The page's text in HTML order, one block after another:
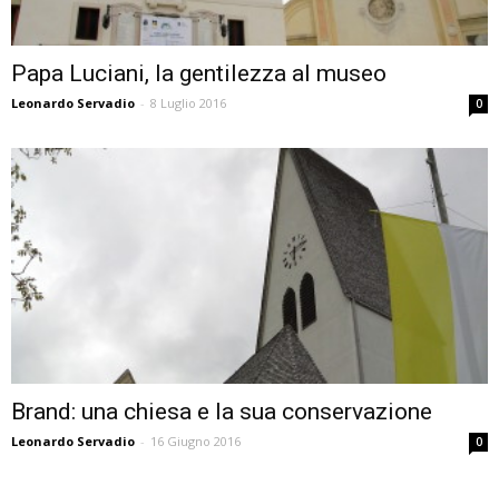
Papa Luciani, la gentilezza al museo
Leonardo Servadio - 8 Luglio 2016 0
Brand: una chiesa e la sua conservazione
Leonardo Servadio - 16 Giugno 2016 0